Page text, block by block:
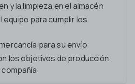
y la limpieza en el almacén
equipo para cumplir los
para su envío
los objetivos de producción